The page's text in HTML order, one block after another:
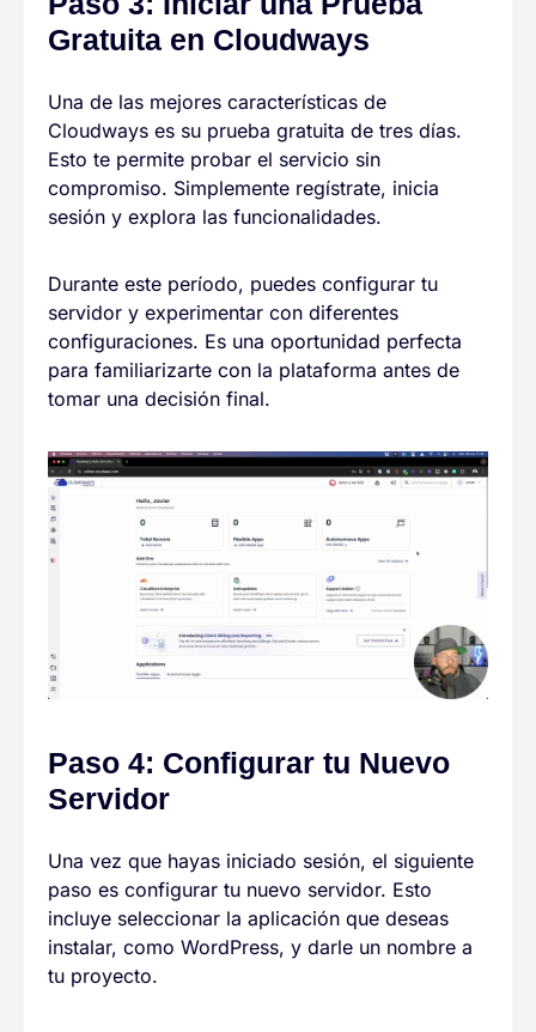
Gratuita en Cloudways
Una de las mejores características de
Cloudways es su prueba gratuita de tres días.
Esto te permite probar el servicio sin
compromiso. Simplemente regístrate, inicia
sesión y explora las funcionalidades.
Durante este período, puedes configurar tu
servidor y experimentar con diferentes
configuraciones. Es una oportunidad perfecta
para familiarizarte con la plataforma antes de
tomar una decisión final.
Paso 4: Configurar tu Nuevo
Servidor
Una vez que hayas iniciado sesión, el siguiente
paso es configurar tu nuevo servidor. Esto
incluye seleccionar la aplicación que deseas
instalar, como WordPress, y darle un nombre a
tu proyecto.